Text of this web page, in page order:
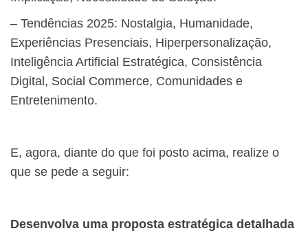
– Tendências 2025: Nostalgia, Humanidade,
Experiências Presenciais, Hiperpersonalização,
Inteligência Artificial Estratégica, Consistência
Digital, Social Commerce, Comunidades e
Entretenimento.
E, agora, diante do que foi posto acima, realize o
que se pede a seguir:
Desenvolva uma proposta estratégica detalhada